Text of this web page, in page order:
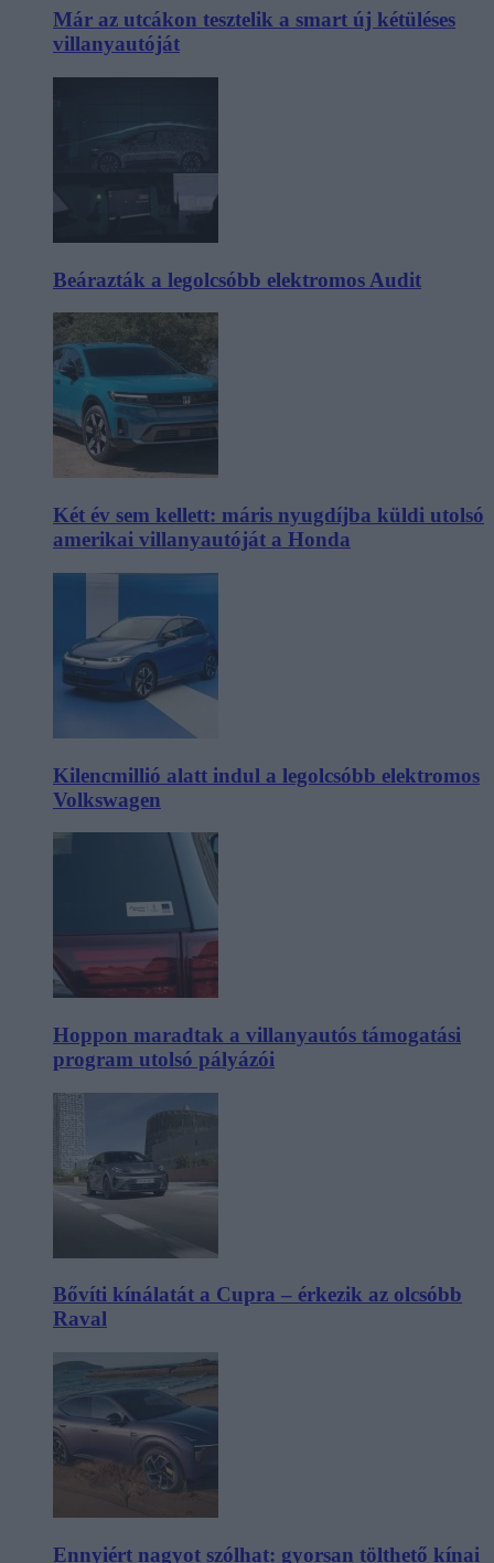
Már az utcákon tesztelik a smart új kétüléses
villanyautóját
Beárazták a legolcsóbb elektromos Audit
Két év sem kellett: máris nyugdíjba küldi utolsó
amerikai villanyautóját a Honda
Kilencmillió alatt indul a legolcsóbb elektromos
Volkswagen
Hoppon maradtak a villanyautós támogatási
program utolsó pályázói
Bővíti kínálatát a Cupra – érkezik az olcsóbb
Raval
Ennyiért nagyot szólhat: gyorsan tölthető kínai